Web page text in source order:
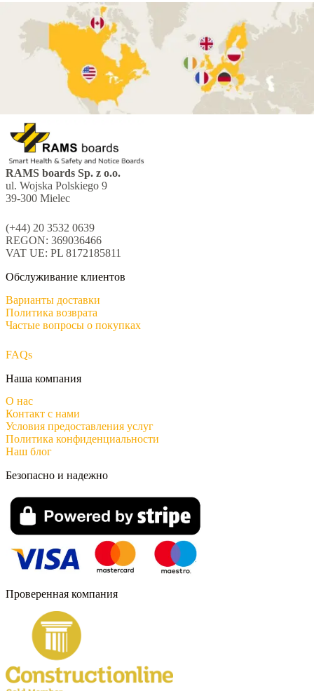
RAMS boards Sp. z o.o.
ul. Wojska Polskiego 9
39-300 Mielec
(+44) 20 3532 0639
REGON: 369036466
VAT UE: PL 8172185811
Обслуживание клиентов
Варианты доставки
Политика возврата
Частые вопросы о покупках
FAQs
Наша компания
О нас
Контакт с нами
Условия предоставления услуг
Политика конфиденциальности
Наш блог
Проверенная компания
Безопасно и надежно